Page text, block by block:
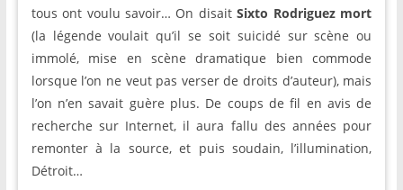
tous ont voulu savoir… On disaitSixto Rodriguez mort
(la légende voulait qu’il se soit suicidé sur scène ou
immolé, mise en scène dramatique bien commode
lorsque l’on ne veut pas verser de droits d’auteur), mais
l’on n’en savait guère plus. De coups de fil en avis de
recherche sur Internet, il aura fallu des années pour
remonter à la source, et puis soudain, l’illumination,
Détroit…